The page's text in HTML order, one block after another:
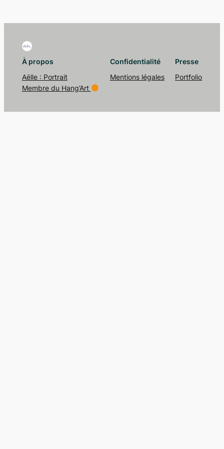
À propos
Aëlle : Portrait
Membre du Hang’Art
Confidentialité
Mentions légales
Presse
Portfolio